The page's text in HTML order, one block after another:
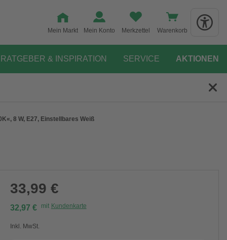
Mein Markt Mein Konto Merkzettel Warenkorb
RATGEBER & INSPIRATION SERVICE AKTIONEN
8 W, E27, Einstellbares Weiß
33,99 €
32,97 € mit Kundenkarte
Inkl. MwSt.